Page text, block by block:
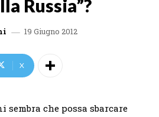
Russia”?
19 Giugno 2012
X
sembra che possa sbarcare